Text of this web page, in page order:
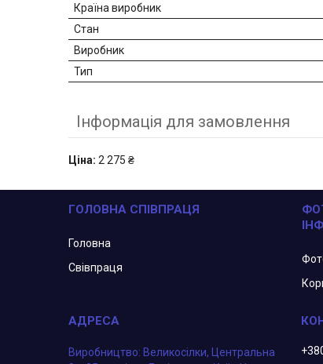
Країна виробник
Стан
Виробник
Тип
Інформація для замовлення
Ціна: 2 275 ₴
ГОЛОВНА СПІВПРАЦЯ
Головна
Свівпраця
Виробництво: Великосілки, Центральна